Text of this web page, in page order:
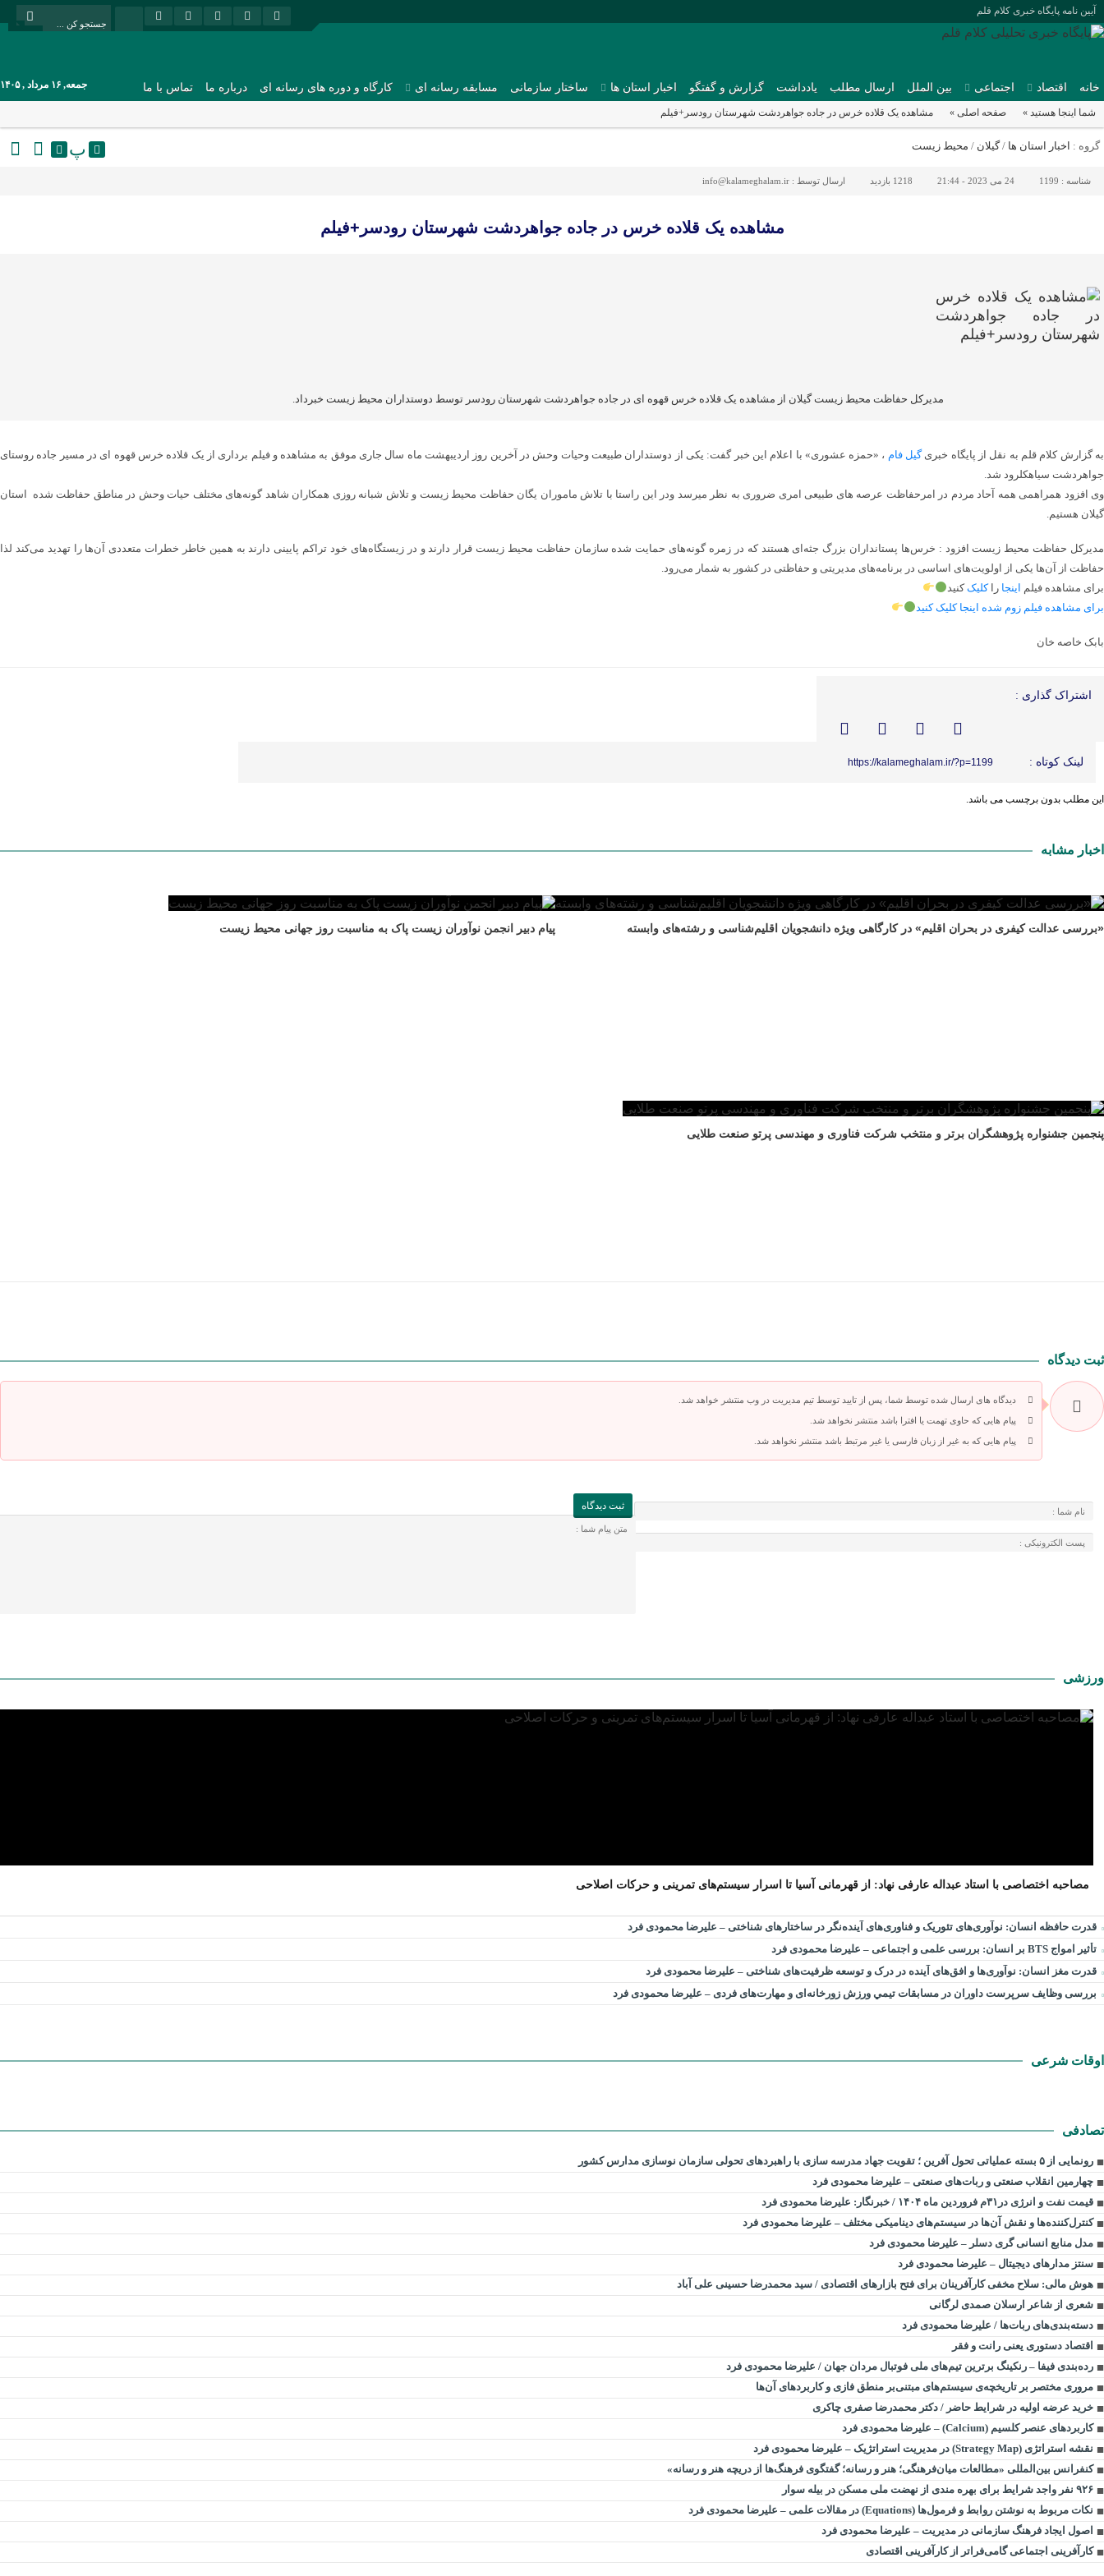
آیین نامه پایگاه خبری کلام قلم
خانه اقتصاد اجتماعی بین الملل ارسال مطلب یادداشت گزارش و گفتگو اخبار استان ها ساختار سازمانی مسابقه رسانه ای کارگاه و دوره های رسانه ای درباره ما تماس با ما جمعه, ۱۶ مرداد , ۱۴۰۵
شما اینجا هستید » صفحه اصلی » مشاهده یک قلاده خرس در جاده جواهردشت شهرستان رودسر+فیلم
گروه : اخبار استان ها /گیلان / محیط زیست پ
شناسه : 1199 24 می 2023 - 21:44 1218 بازدید ارسال توسط : info@kalameghalam.ir
مشاهده یک قلاده خرس در جاده جواهردشت شهرستان رودسر+فیلم
مدیرکل حفاظت محیط زیست گیلان از مشاهده یک قلاده خرس قهوه ای در جاده جواهردشت شهرستان رودسر توسط دوستداران محیط زیست خبرداد.
به گزارش کلام قلم به نقل از پایگاه خبریگیل فام ، «حمزه عشوری» با اعلام این خبر گفت: یکی از دوستداران طبیعت وحیات وحش در آخرین روز اردیبهشت ماه سال جاری موفق به مشاهده و فیلم برداری از یک قلاده خرس قهوه ای در مسیر جاده روستای
جواهردشت سیاهکلرود شد.
وی افزود همراهمی همه آحاد مردم در امرحفاظت عرصه های طبیعی امری ضروری به نظر میرسد ودر این راستا با تلاش ماموران یگان حفاظت محیط زیست و تلاش شبانه روزی همکاران شاهد گونه‌های مختلف حیات وحش در مناطق حفاظت شده استان
گیلان هستیم.
​​​​​​مدیرکل حفاظت محیط زیست افزود : خرس‌ها پستانداران بزرگ جثه‌ای هستند که در زمره گونه‌های حمایت شده سازمان حفاظت محیط زیست قرار دارند و در زیستگاه‌های خود تراکم پایینی دارند به همین خاطر خطرات متعددی آن‌ها را تهدید می‌کند لذا
حفاظت از آن‌ها یکی از اولویت‌های اساسی در برنامه‌های مدیریتی و حفاظتی در کشور به شمار می‌رود.
برای مشاهده فیلم اینجا راکلیککنید
برای مشاهده فیلم زوم شده اینجا کلیک کنید
بابک خاصه خان
اشتراک گذاری :
لینک کوتاه : https://kalameghalam.ir/?p=1199
این مطلب بدون برچسب می باشد.
اخبار مشابه
«بررسی عدالت کیفری در بحران اقلیم» در کارگاهی ویژه دانشجویان اقلیم‌شناسی و رشته‌های وابسته پیام دبیر انجمن نوآوران زیست پاک به مناسبت روز جهانی محیط زیست
پنجمین جشنواره پژوهشگران برتر و منتخب شرکت فناوری و مهندسی پرتو صنعت طلایی
ثبت دیدگاه
دیدگاه های ارسال شده توسط شما، پس از تایید توسط تیم مدیریت در وب منتشر خواهد شد.
پیام هایی که حاوی تهمت یا افترا باشد منتشر نخواهد شد.
پیام هایی که به غیر از زبان فارسی یا غیر مرتبط باشد منتشر نخواهد شد.
ورزشی
مصاحبه اختصاصی با استاد عبداله عارفی نهاد: از قهرمانی آسیا تا اسرار سیستم‌های تمرینی و حرکات اصلاحی
قدرت حافظه انسان: نوآوری‌های تئوریک و فناوری‌های آینده‌نگر در ساختارهای شناختی – علیرضا محمودی فرد
تأثیر امواج BTS بر انسان: بررسی علمی و اجتماعی – علیرضا محمودی فرد
قدرت مغز انسان: نوآوری‌ها و افق‌های آینده در درک و توسعه ظرفیت‌های شناختی – علیرضا محمودی فرد
بررسی وظايف سرپرست داوران در مسابقات تیمي ورزش زورخانه‌ای و مهارت‌های فردی – علیرضا محمودی فرد
اوقات شرعی
تصادفی
رونمایی از ۵ بسته عملیاتی تحول آفرین ؛ تقویت جهاد مدرسه سازی با راهبردهای تحولی سازمان نوسازی مدارس کشور
چهارمین انقلاب صنعتی و ربات‌های صنعتی – علیرضا محمودی فرد
قیمت نفت و انرژی در۳۱م فروردین ماه ۱۴۰۴ / خبرنگار: علیرضا محمودی فرد
کنترل‌کننده‌ها و نقش آن‌ها در سیستم‌های دینامیکی مختلف – علیرضا محمودی فرد
مدل منابع انسانی گری دسلر – علیرضا محمودی فرد
سنتز مدارهای دیجیتال – علیرضا محمودی فرد
هوش مالی: سلاح مخفی کارآفرینان برای فتح بازارهای اقتصادی / سید محمدرضا حسینی علی آباد
شعری از شاعر ارسلان صمدی لرگانی
دسته‌بندی‌های ربات‌ها / علیرضا محمودی فرد
اقتصاد دستوری یعنی رانت و فقر
رده‌بندی فیفا – رنکینگ برترین تیم‌های ملی فوتبال مردان جهان / علیرضا محمودی فرد
مروری مختصر بر تاریخچه‌ی سیستم‌های مبتنی‌بر منطق فازی و کاربردهای آن‌ها
خرید عرضه اولیه در شرایط حاضر / دکتر محمدرضا صفری چاکری
کاربردهای عنصر کلسیم (Calcium) – علیرضا محمودی فرد
نقشه استراتژی (Strategy Map) در مدیریت استراتژیک – علیرضا محمودی فرد
کنفرانس بین‌المللی «مطالعات میان‌فرهنگی؛ هنر و رسانه؛ گفتگوی فرهنگ‌ها از دریچه هنر و رسانه»
۹۲۶ نفر واجد شرایط برای بهره مندی از نهضت ملی مسکن در بیله سوار
نکات مربوط به نوشتن روابط و فرمول‌ها (Equations) در مقالات علمی – علیرضا محمودی فرد
اصول ایجاد فرهنگ سازمانی در مدیریت – علیرضا محمودی فرد
کارآفرینی اجتماعی گامی‌فراتر از کارآفرینی اقتصادی